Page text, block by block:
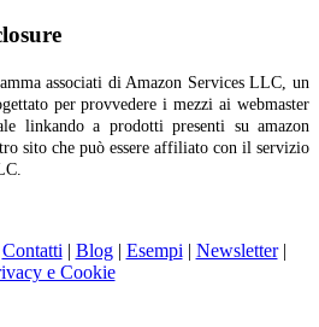
associati di Amazon Services LLC, un
per provvedere i mezzi ai webmaster
linkando a prodotti presenti su amazon
sito che può essere affiliato con il servizio
Contatti | Blog| Esempi | Newsletter|
e Cookie